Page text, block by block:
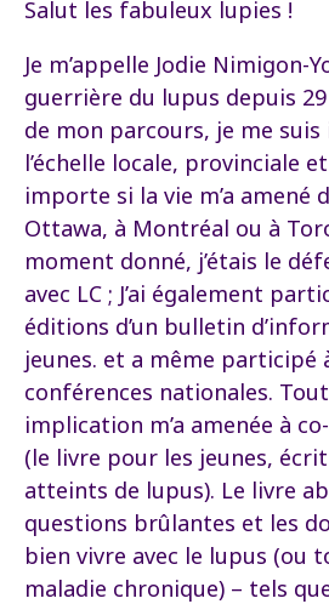
Salut les fabuleux lupies !
Je m’appelle Jodie Nimigon-
guerrière du lupus depuis
de mon parcours, je me
l’échelle locale, provinciale
importe si la vie m’a amené
Ottawa, à Montréal ou à
moment donné, j’étais le
avec LC ; J’ai également
éditions d’un bulletin
jeunes. et a même participé
conférences nationales.
implication m’a amenée à
(le livre pour les jeunes,
atteints de lupus). Le livre
questions brûlantes et les
bien vivre avec le lupus (ou
maladie chronique) – tels